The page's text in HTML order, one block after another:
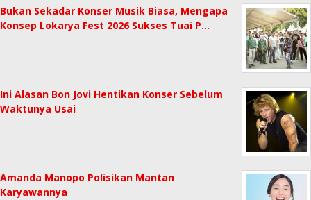
Bukan Sekadar Konser Musik Biasa, Mengapa
Konsep Lokarya Fest 2026 Sukses Tuai P…
Ini Alasan Bon Jovi Hentikan Konser Sebelum
Waktunya Usai
Amanda Manopo Polisikan Mantan
Karyawannya